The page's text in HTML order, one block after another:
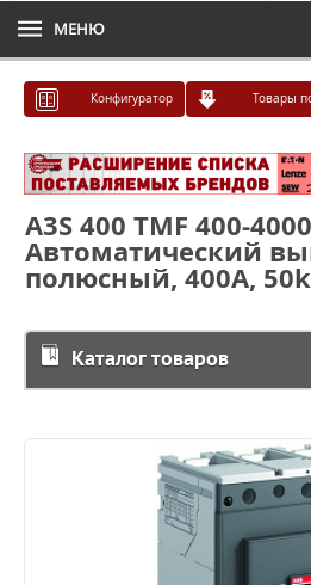
МЕНЮ
Конфигуратор Товары
A3S 400 TMF 400-4000
Автоматический
полюсный, 400А,
Каталог товаров